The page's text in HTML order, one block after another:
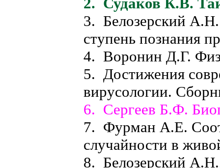
3. Белозерский
ступень познания
4. Воронин Д.Г.
5. Достижения
вирусологии.
6. Сергеев Б.Ф.
7. Фурман А.Е.
случайности в
8. Белозерский